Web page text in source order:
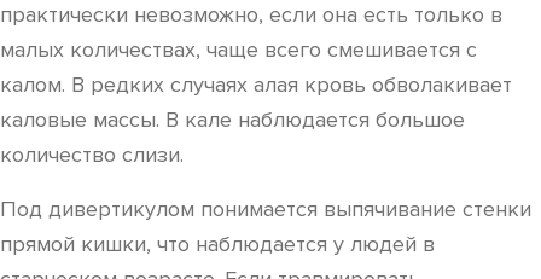
практически невозможно, если она есть только в
малых количествах, чаще всего смешивается с
калом. В редких случаях алая кровь обволакивает
каловые массы. В кале наблюдается большое
количество слизи.
Под дивертикулом понимается выпячивание стенки
прямой кишки, что наблюдается у людей в